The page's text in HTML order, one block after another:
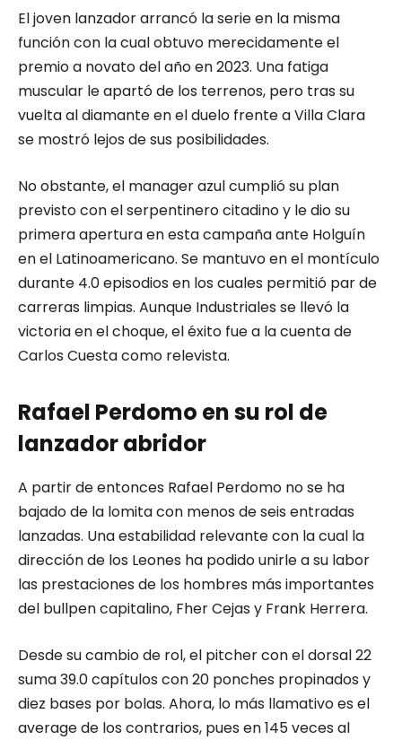
El joven lanzador arrancó la serie en la misma
función con la cual obtuvo merecidamente el
premio a novato del año en 2023. Una fatiga
muscular le apartó de los terrenos, pero tras su
vuelta al diamante en el duelo frente a Villa Clara
se mostró lejos de sus posibilidades.
No obstante, el manager azul cumplió su plan
previsto con el serpentinero citadino y le dio su
primera apertura en esta campaña ante Holguín
en el Latinoamericano. Se mantuvo en el montículo
durante 4.0 episodios en los cuales permitió par de
carreras limpias. Aunque Industriales se llevó la
victoria en el choque, el éxito fue a la cuenta de
Carlos Cuesta como relevista.
Rafael Perdomo en su rol de
lanzador abridor
A partir de entonces Rafael Perdomo no se ha
bajado de la lomita con menos de seis entradas
lanzadas. Una estabilidad relevante con la cual la
dirección de los Leones ha podido unirle a su labor
las prestaciones de los hombres más importantes
del bullpen capitalino, Fher Cejas y Frank Herrera.
Desde su cambio de rol, el pitcher con el dorsal 22
suma 39.0 capítulos con 20 ponches propinados y
diez bases por bolas. Ahora, lo más llamativo es el
average de los contrarios, pues en 145 veces al